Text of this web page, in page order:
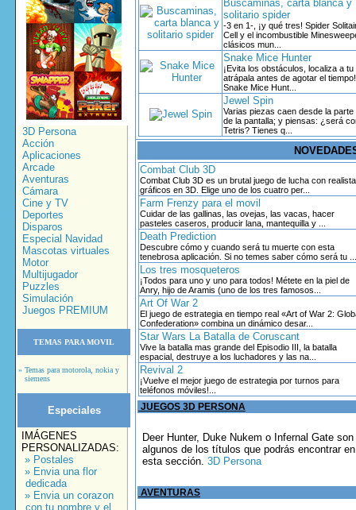
3D Persona
Acción
Aplicaciones
Arcade
Aventuras
Cámara
Cine y TV
Deportes
Disparos
Especial Navidad
Mascotas virtuales
Motor
Multijugador
Puzzles
Simulación
Juegos PREMIUM
TEMAS PARA MOVIL
» Temas para motorola, nokia y
siemens
Especiales
IMÁGENES
PERSONALIZADAS:
» Postales
» Envia una flor
dedicada
» Envia un corazon
con tu nombre y el
Buscaminas, carta blanca y
solitario spider
-3 en 1-, ¡y qué tres! Spider
Cell y el incombustible
clásicos mun...
Snake Mice Hunter
¡Evita los obstáculos, localiza a
atrápala antes de agotar el
Snake Mice Hunt...
Jewel Spin
Varias piezas caen desde la parte
de la pantalla; y piensas: ¿será
Tetris? Tienes q...
Combat Club 3D
Combat Club 3D es un brutal juego de lucha con
gráficos en 3D. Elige uno de los cuatro per...
Farm Frenzy para el movil
Cuidar de las gallinas, las ovejas, las vacas, hacer
pasteles caseros, producir lana, mantequilla y ...
Death Prediction
Descubre cómo y cuando será tu muerte con esta
tenebrosa aplicación. Si no temes saber cómo será tu ...
Los tres mosqueteros
¡Todos para uno y uno para todos! Métete en la piel de
Anry, hijo de Aramis (uno de los tres famosos...
Art Of War 2
El juego de estrategia en tiempo real «Art of War 2:
Confederation» combina un dinámico desar...
Star Wars La Batalla de Coruscant
Vive la batalla mas grande del Episodio III, la batalla
espacial, destruye a los luchadores y las na...
Revival 2
¡Vuelve el mejor juego de estrategia por turnos para
teléfonos móviles!...
JUEGOS 3D PERSONA
Deer Hunter, Duke Nukem o Infernal Gate son
algunos de los títulos que podrás encontrar en
esta sección. 3D Persona
AVENTURAS